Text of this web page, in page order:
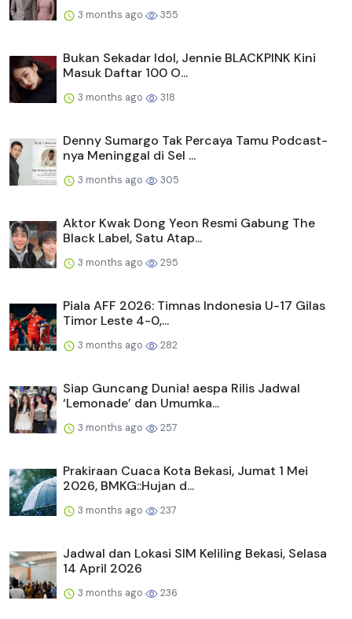
3 months ago 355
Bukan Sekadar Idol, Jennie BLACKPINK Kini
Masuk Daftar 100 O...
3 months ago 318
Denny Sumargo Tak Percaya Tamu Podcast-
nya Meninggal di Sel ...
3 months ago 305
Aktor Kwak Dong Yeon Resmi Gabung The
Black Label, Satu Atap...
3 months ago 295
Piala AFF 2026: Timnas Indonesia U-17 Gilas
Timor Leste 4-0,...
3 months ago 282
Siap Guncang Dunia! aespa Rilis Jadwal
‘Lemonade’ dan Umumka...
3 months ago 257
Prakiraan Cuaca Kota Bekasi, Jumat 1 Mei
2026, BMKG::Hujan d...
3 months ago 237
Jadwal dan Lokasi SIM Keliling Bekasi, Selasa
14 April 2026
3 months ago 236